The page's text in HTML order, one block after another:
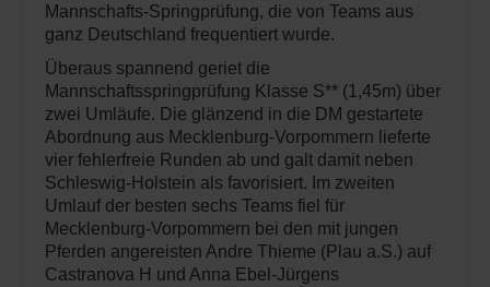
Mannschafts-Springprüfung, die von Teams aus
ganz Deutschland frequentiert wurde.
Überaus spannend geriet die
Mannschaftsspringprüfung Klasse S** (1,45m) über
zwei Umläufe. Die glänzend in die DM gestartete
Abordnung aus Mecklenburg-Vorpommern lieferte
vier fehlerfreie Runden ab und galt damit neben
Schleswig-Holstein als favorisiert. Im zweiten
Umlauf der besten sechs Teams fiel für
Mecklenburg-Vorpommern bei den mit jungen
Pferden angereisten Andre Thieme (Plau a.S.) auf
Castranova H und Anna Ebel-Jürgens